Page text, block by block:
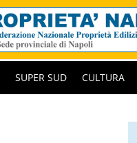
SUPER SUD CULTURA